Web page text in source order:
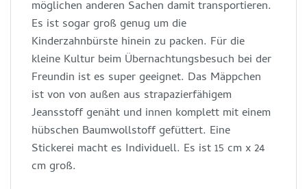
möglichen anderen Sachen damit transportieren.
Es ist sogar groß genug um die
Kinderzahnbürste hinein zu packen. Für die
kleine Kultur beim Übernachtungsbesuch bei der
Freundin ist es super geeignet. Das Mäppchen
ist von von außen aus strapazierfähigem
Jeansstoff genäht und innen komplett mit einem
hübschen Baumwollstoff gefüttert. Eine
Stickerei macht es Individuell. Es ist 15 cm x 24
cm groß.